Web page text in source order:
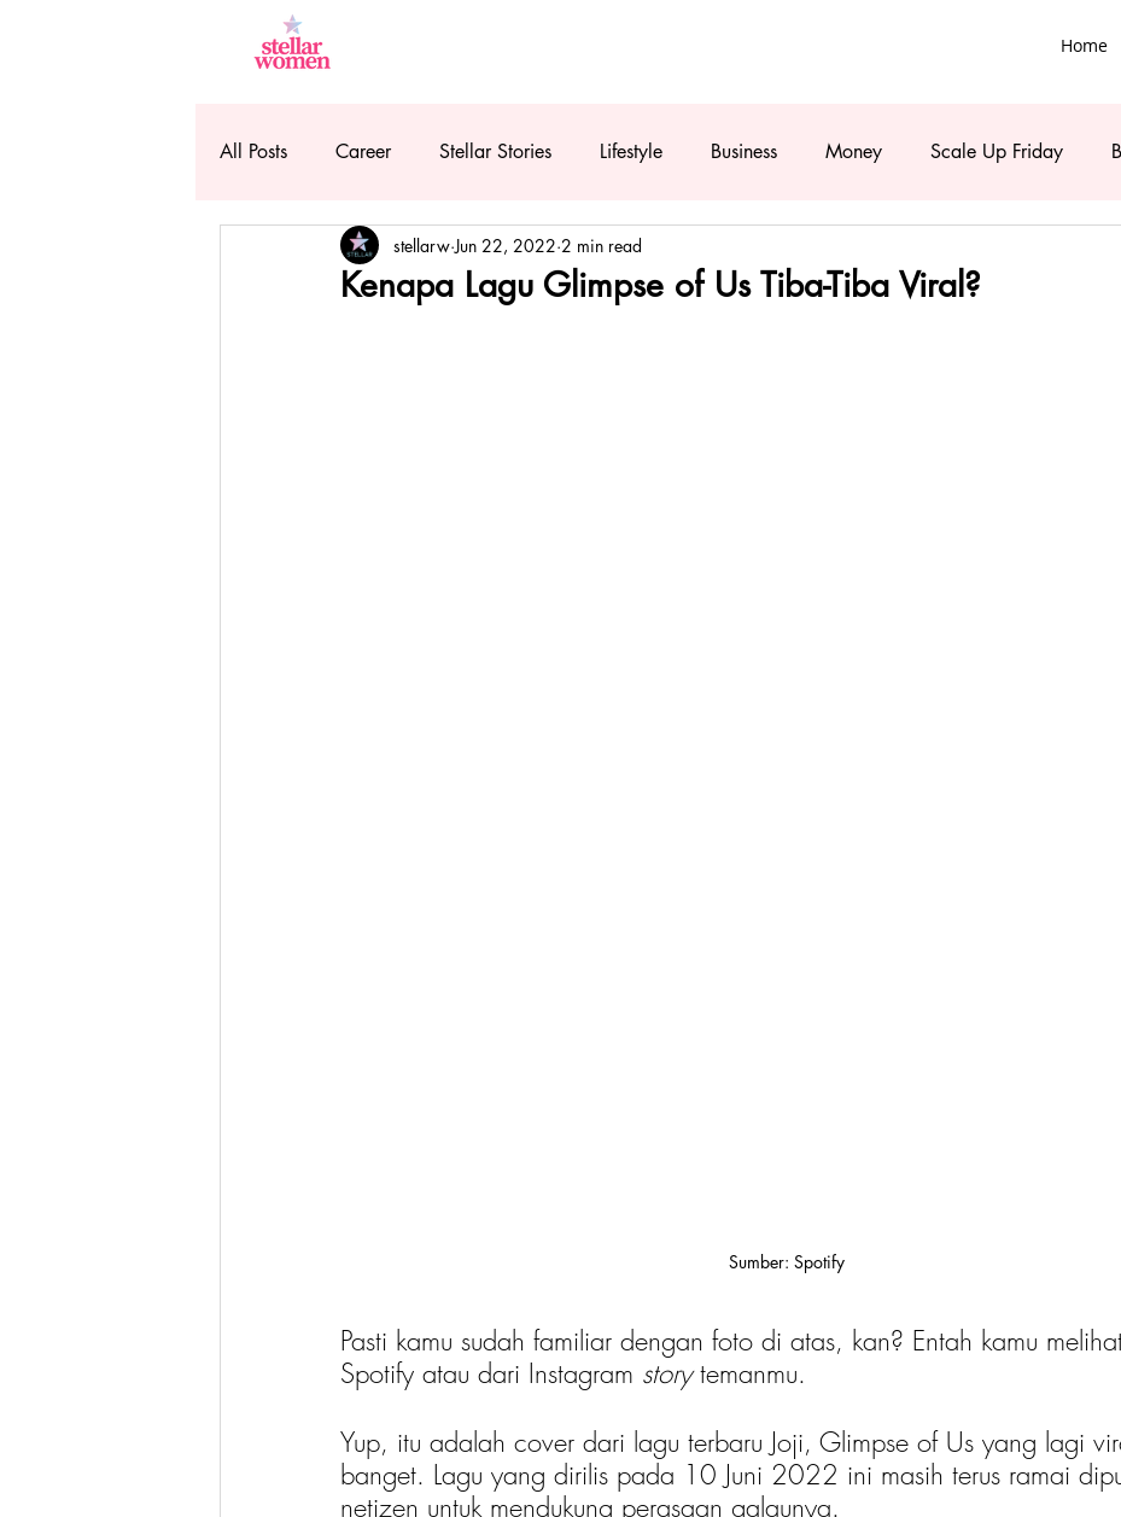
Home
All Posts Career Stellar Stories Lifestyle Business Money Scale Up Friday
Kenapa Lagu Glimpse of Us Tiba-Tiba Viral?
stellarw Jun 22, 2022 2 min read
Sumber: Spotify
Pasti kamu sudah familiar dengan foto di atas, kan? Entah kamu
Spotify atau dari Instagram story temanmu.
Yup, itu adalah cover dari lagu terbaru Joji, Glimpse of Us yang lagi
banget. Lagu yang dirilis pada 10 Juni 2022 ini masih terus ramai
netizen untuk mendukung perasaan galaunya.